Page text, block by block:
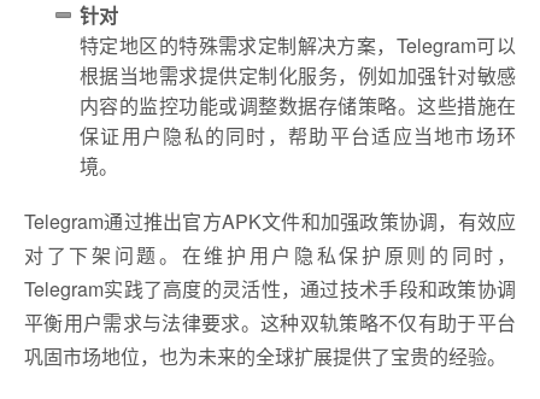
针对
特定地区的特殊需求定制解决方案，Telegram可以
根据当地需求提供定制化服务，例如加强针对敏感
内容的监控功能或调整数据存储策略。这些措施在
保证用户隐私的同时，帮助平台适应当地市场环
境。
Telegram通过推出官方APK文件和加强政策协调，有效应
对了下架问题。在维护用户隐私保护原则的同时，
Telegram实践了高度的灵活性，通过技术手段和政策协调
平衡用户需求与法律要求。这种双轨策略不仅有助于平台
巩固市场地位，也为未来的全球扩展提供了宝贵的经验。